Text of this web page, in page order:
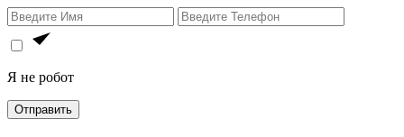
Я не робот
Отправить